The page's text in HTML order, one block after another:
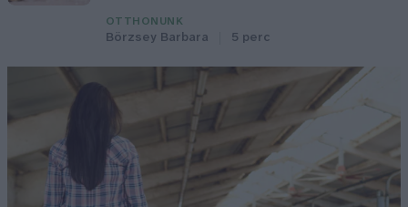
OTTHONUNK
Börzsey Barbara 5 perc